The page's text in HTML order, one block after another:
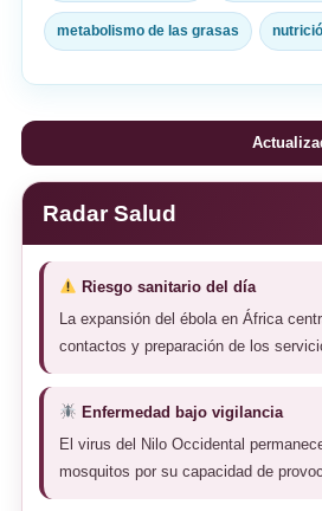
metabolismo de las grasas
Radar Salud
Riesgo sanitario del día
La expansión del ébola en África
contactos y preparación de los
Enfermedad bajo vigilancia
El virus del Nilo Occidental
mosquitos por su capacidad de